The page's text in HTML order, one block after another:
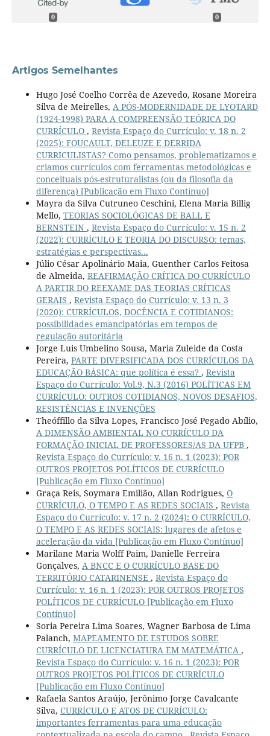
0 0
Artigos Semelhantes
Hugo José Coelho Corrêa de Azevedo, Rosane Moreira
Silva de Meirelles, A PÓS-MODERNIDADE DE LYOTARD
(1924-1998) PARA A COMPREENSÃO TEÓRICA DO
CURRÍCULO , Revista Espaço do Currículo: v. 18 n. 2
(2025): FOUCAULT, DELEUZE E DERRIDA
CURRICULISTAS? Como pensamos, problematizamos e
criamos currículos com ferramentas metodológicas e
conceituais pós-estruturalistas (ou da filosofia da
diferença) [Publicação em Fluxo Contínuo]
Mayra da Silva Cutruneo Ceschini, Elena Maria Billig
Mello, TEORIAS SOCIOLÓGICAS DE BALL E
BERNSTEIN , Revista Espaço do Currículo: v. 15 n. 2
(2022): CURRÍCULO E TEORIA DO DISCURSO: temas,
estratégias e perspectivas...
Júlio César Apolinário Maia, Guenther Carlos Feitosa
de Almeida, REAFIRMAÇÃO CRÍTICA DO CURRÍCULO
A PARTIR DO REEXAME DAS TEORIAS CRÍTICAS
GERAIS , Revista Espaço do Currículo: v. 13 n. 3
(2020): CURRÍCULOS, DOCÊNCIA E COTIDIANOS:
possibilidades emancipatórias em tempos de
regulação autoritária
Jorge Luis Umbelino Sousa, Maria Zuleide da Costa
Pereira, PARTE DIVERSIFICADA DOS CURRÍCULOS DA
EDUCAÇÃO BÁSICA: que política é essa? , Revista
Espaço do Currículo: Vol.9, N.3 (2016) POLÍTICAS EM
CURRÍCULO: OUTROS COTIDIANOS, NOVOS DESAFIOS,
RESISTÊNCIAS E INVENÇÕES
Theóffillo da Silva Lopes, Francisco José Pegado Abílio,
A DIMENSÃO AMBIENTAL NO CURRÍCULO DA
FORMAÇÃO INICIAL DE PROFESSORES/AS DA UFPB ,
Revista Espaço do Currículo: v. 16 n. 1 (2023): POR
OUTROS PROJETOS POLÍTICOS DE CURRÍCULO
[Publicação em Fluxo Contínuo]
Graça Reis, Soymara Emilião, Allan Rodrigues, O
CURRÍCULO, O TEMPO E AS REDES SOCIAIS , Revista
Espaço do Currículo: v. 17 n. 2 (2024): O CURRÍCULO,
O TEMPO E AS REDES SOCIAIS: lugares de afetos e
aceleração da vida [Publicação em Fluxo Contínuo]
Marilane Maria Wolff Paim, Danielle Ferreira
Gonçalves, A BNCC E O CURRÍCULO BASE DO
TERRITÓRIO CATARINENSE , Revista Espaço do
Currículo: v. 16 n. 1 (2023): POR OUTROS PROJETOS
POLÍTICOS DE CURRÍCULO [Publicação em Fluxo
Contínuo]
Soria Pereira Lima Soares, Wagner Barbosa de Lima
Palanch, MAPEAMENTO DE ESTUDOS SOBRE
CURRÍCULO DE LICENCIATURA EM MATEMÁTICA ,
Revista Espaço do Currículo: v. 16 n. 1 (2023): POR
OUTROS PROJETOS POLÍTICOS DE CURRÍCULO
[Publicação em Fluxo Contínuo]
Rafaela Santos Araújo, Jerônimo Jorge Cavalcante
Silva, CURRÍCULO E ATOS DE CURRÍCULO:
importantes ferramentas para uma educação